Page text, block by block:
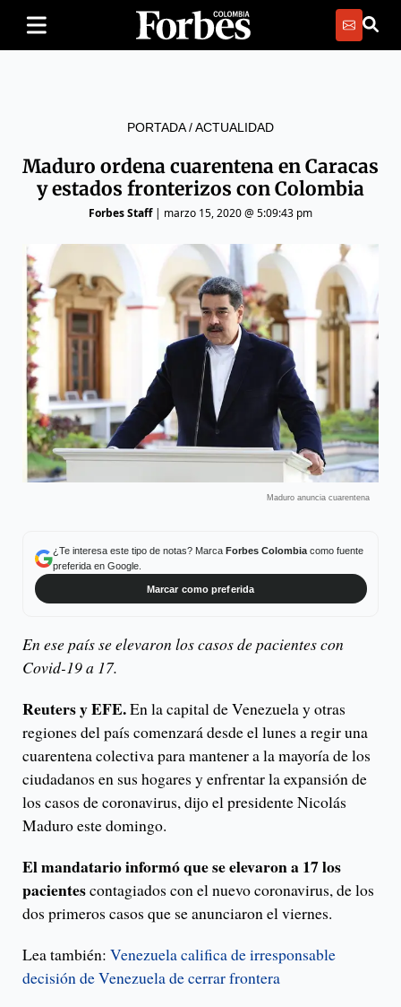
PORTADA/ACTUALIDAD
Maduro ordena cuarentena en Caracas
y estados fronterizos con Colombia
Forbes Staff| marzo 15, 2020 @ 5:09:43 pm
Maduro anuncia cuarentena
¿Te interesa este tipo de notas? Marca Forbes Colombiacomo fuente
preferida en Google.
Marcar como preferida
En ese país se elevaron los casos de pacientes con
Covid-19 a 17.
Reuters y EFE.En la capital de Venezuela y otras
regiones del país comenzará desde el lunes a regir una
cuarentena colectiva para mantener a la mayoría de los
ciudadanos en sus hogares y enfrentar la expansión de
los casos de coronavirus, dijo el presidente Nicolás
Maduro este domingo.
El mandatario informó que se elevaron a 17 los
pacientescontagiados con el nuevo coronavirus, de los
dos primeros casos que se anunciaron el viernes.
Lea también: Venezuela califica de irresponsable
decisión de Venezuela de cerrar frontera